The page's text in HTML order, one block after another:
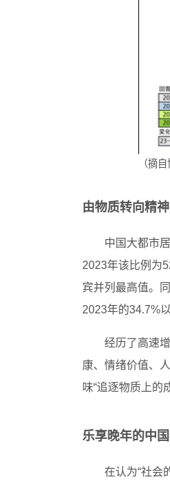
（摘
由物质转向精
中国大都市
2023年该比例为
宾并列最高值。
2023年的34.7%
经历了高速
康、情绪价值、
味“追逐物质上的
乐享晚年的中
在认为“社会